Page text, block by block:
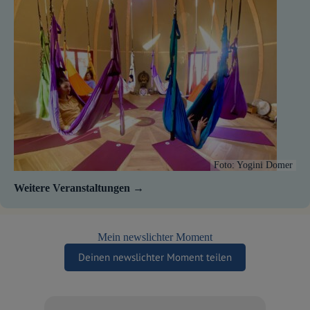
Foto: Yogini Domer
Weitere Veranstaltungen
Mein newslichter Moment
Deinen newslichter Moment teilen